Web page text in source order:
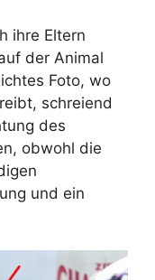
ihre Eltern
der Animal
Foto, wo
schreiend
des
obwohl die
und ein